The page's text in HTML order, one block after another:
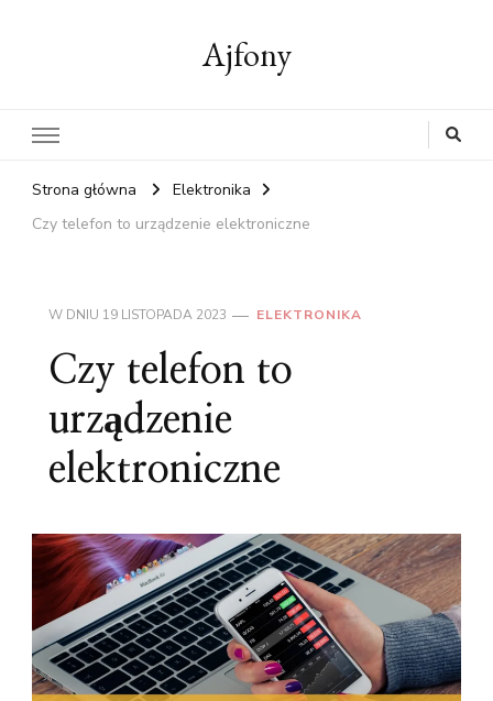
Ajfony
Strona główna
Elektronika
Czy telefon to urządzenie elektroniczne
W DNIU 19 LISTOPADA 2023 ELEKTRONIKA
Czy telefon to
urządzenie
elektroniczne